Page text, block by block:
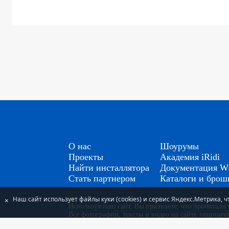
О нас
Проекты
Найти инсталлятора
Стать партнером
Шоурумы
Академия iRidi
Документация
Каталоги и
Используя наш сайт, Вы признаете, что
Все фотографии, тексты и видео на сайте
× Наш сайт использует файлы куки (cookies) и сервис Яндекс.Метрика,